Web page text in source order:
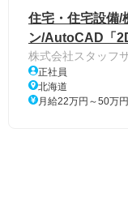
住宅・住宅設備/
ン/AutoCAD「
株式会社スタッフ
正社員
北海道
月給22万円～50万円